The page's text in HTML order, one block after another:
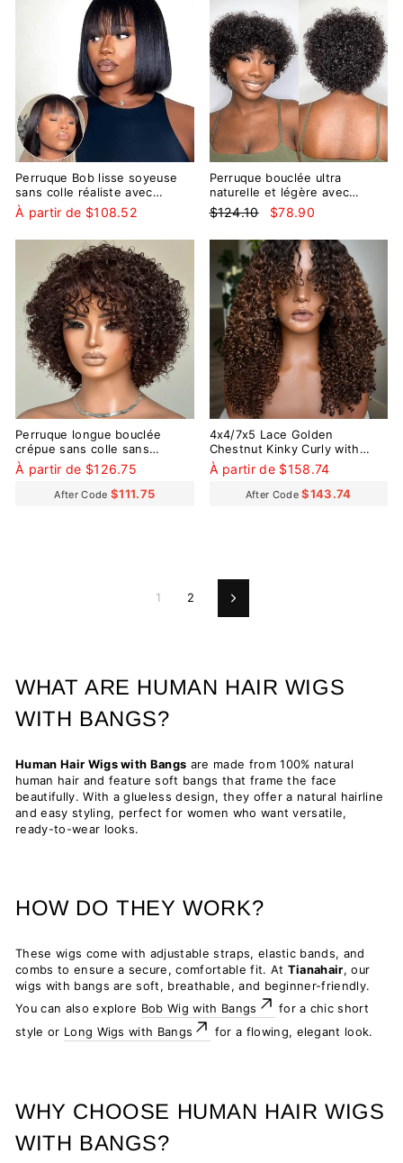
Perruque Bob lisse soyeuse
sans colle réaliste avec
frange sans dentelle 150 %
densité 100 % cheveux
À partir de $108.52
Perruque bouclée ultra
naturelle et légère avec
frange 100 % cheveux
humains
Prix
$124.10
Prix
$78.90
Perruque longue bouclée
crépue sans colle sans
dentelle 100 % cheveux
humains
À partir de $126.75
After Code $111.75
4x4/7x5 Lace Golden
Chestnut Kinky Curly with
Bangs Pre-Everything Wear
Go Glueless Wig
À partir de $158.74
After Code$143.74
1 2 Suivant
WHAT ARE HUMAN HAIR WIGS
WITH BANGS?
Human Hair Wigs with Bangs are made from 100% natural
human hair and feature soft bangs that frame the face
beautifully. With a glueless design, they offer a natural hairline
and easy styling, perfect for women who want versatile,
ready-to-wear looks.
HOW DO THEY WORK?
These wigs come with adjustable straps, elastic bands, and
combs to ensure a secure, comfortable fit. At Tianahair, our
wigs with bangs are soft, breathable, and beginner-friendly.
You can also explore Bob Wig with Bangs
for a chic short
style or Long Wigs with Bangs for a flowing, elegant look.
WHY CHOOSE HUMAN HAIR WIGS
WITH BANGS?